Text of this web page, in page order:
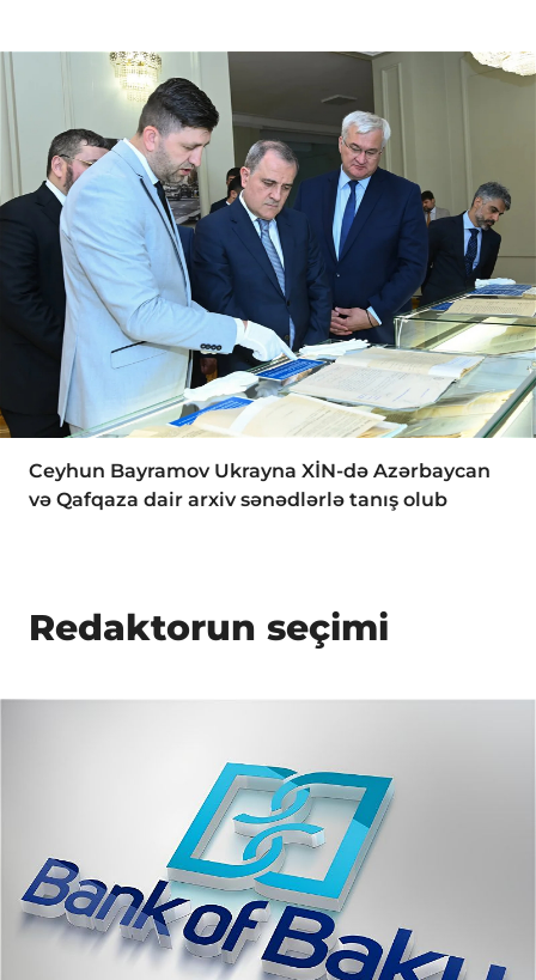
Ceyhun Bayramov Ukrayna XİN-də Azərbaycan
və Qafqaza dair arxiv sənədlərlə tanış olub
Redaktorun seçimi